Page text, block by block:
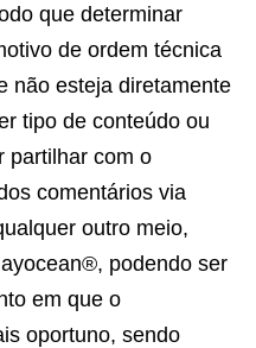
que determinar
de ordem técnica
não esteja diretamente
tipo de conteúdo ou
partilhar com o
comentários via
outro meio,
podendo ser
em que o
oportuno, sendo